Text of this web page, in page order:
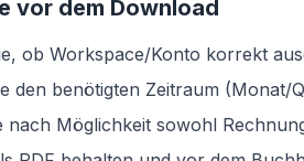
vor dem Download
ob Workspace/Konto korrekt
den benötigten Zeitraum (Monat/
nach Möglichkeit sowohl